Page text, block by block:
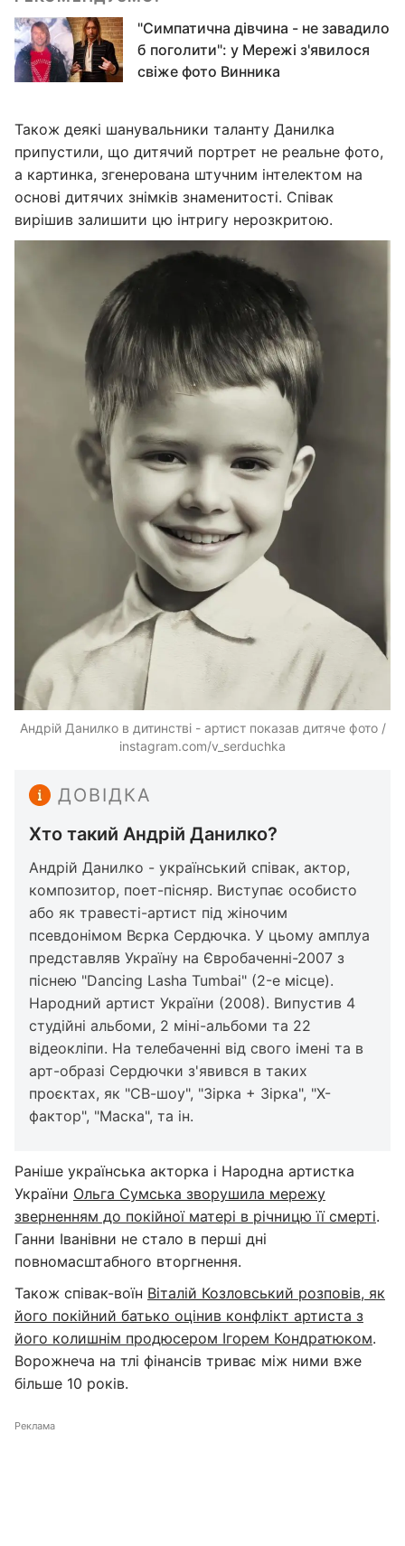
"Симпатична дівчина - не завадило
б поголити": у Мережі з'явилося
свіже фото Винника
Також деякі шанувальники таланту Данилка
припустили, що дитячий портрет не реальне фото,
а картинка, згенерована штучним інтелектом на
основі дитячих знімків знаменитості. Співак
вирішив залишити цю інтригу нерозкритою.
Андрій Данилко в дитинстві - артист показав дитяче фото /
instagram.com/v_serduchka
ДОВІДКА
Хто такий Андрій Данилко?
Андрій Данилко - український співак, актор,
композитор, поет-пісняр. Виступає особисто
або як травесті-артист під жіночим
псевдонімом Вєрка Сердючка. У цьому амплуа
представляв Україну на Євробаченні-2007 з
піснею "Dancing Lasha Tumbai" (2-е місце).
Народний артист України (2008). Випустив 4
студійні альбоми, 2 міні-альбоми та 22
відеокліпи. На телебаченні від свого імені та в
арт-образі Сердючки з'явився в таких
проєктах, як "СВ-шоу", "Зірка + Зірка", "Х-
фактор", "Маска", та ін.
Раніше українська акторка і Народна артистка
України Ольга Сумська зворушила мережу
зверненням до покійної матері в річницю її смерті.
Ганни Іванівни не стало в перші дні
повномасштабного вторгнення.
Також співак-воїн Віталій Козловський розповів, як
його покійний батько оцінив конфлікт артиста з
його колишнім продюсером Ігорем Кондратюком.
Ворожнеча на тлі фінансів триває між ними вже
більше 10 років.
Реклама